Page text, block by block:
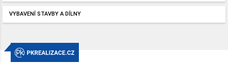
VYBAVENÍ STAVBY A DÍLNY